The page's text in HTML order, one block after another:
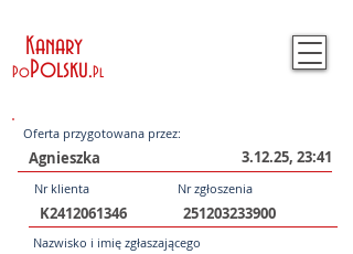
Kanary
PoPolsku.Pl
Oferta przygotowana przez:
3.12.25, 23:41
Nr klienta Nr zgłoszenia
Nazwisko i imię zgłaszającego